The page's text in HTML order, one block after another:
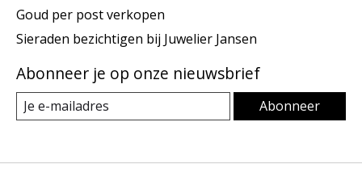
Goud per post verkopen
Sieraden bezichtigen bij Juwelier Jansen
Abonneer je op onze nieuwsbrief
Abonneer